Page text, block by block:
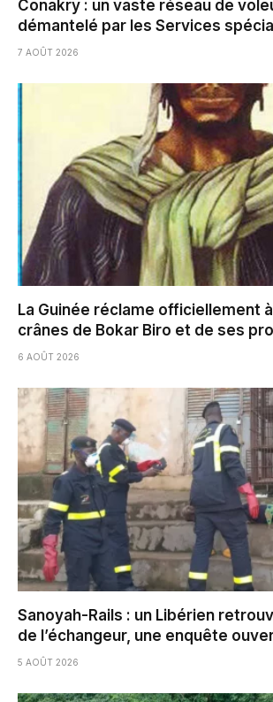
Conakry : un vaste réseau de
démantelé par les Services
7 AOÛT 2026
La Guinée réclame officiellement
crânes de Bokar Biro et de ses
6 AOÛT 2026
Sanoyah-Rails : un Libérien
de l’échangeur, une enquête
5 AOÛT 2026